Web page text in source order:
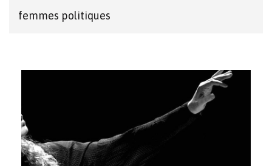
femmes politiques